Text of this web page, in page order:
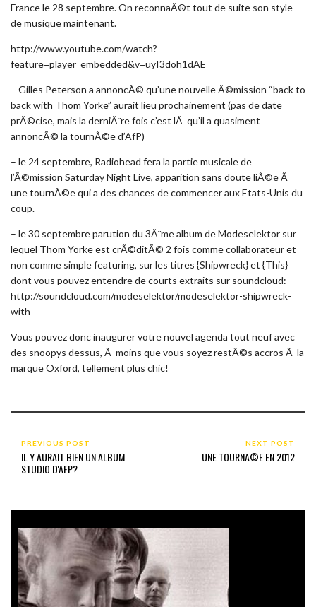
France le 28 septembre. On reconnaÃ®t tout de suite son style
de musique maintenant.
http://www.youtube.com/watch?
feature=player_embedded&v=uyI3doh1dAE
– Gilles Peterson a annoncÃ© qu’une nouvelle Ã©mission “back to
back with Thom Yorke” aurait lieu prochainement (pas de date
prÃ©cise, mais la derniÃ¨re fois c’est lÃ qu’il a quasiment
annoncÃ© la tournÃ©e d’AfP)
– le 24 septembre, Radiohead fera la partie musicale de
l’Ã©mission Saturday Night Live, apparition sans doute liÃ©e Ã
une tournÃ©e qui a des chances de commencer aux Etats-Unis du
coup.
– le 30 septembre parution du 3Ã¨me album de Modeselektor sur
lequel Thom Yorke est crÃ©ditÃ© 2 fois comme collaborateur et
non comme simple featuring, sur les titres {Shipwreck} et {This}
dont vous pouvez entendre de courts extraits sur soundcloud:
http://soundcloud.com/modeselektor/modeselektor-shipwreck-
with
Vous pouvez donc inaugurer votre nouvel agenda tout neuf avec
des snoopys dessus, Ã moins que vous soyez restÃ©s accros Ã la
marque Oxford, tellement plus chic!
PREVIOUS POST
IL Y AURAIT BIEN UN ALBUM
STUDIO D'AFP?
NEXT POST
UNE TOURNÃ©E EN 2012